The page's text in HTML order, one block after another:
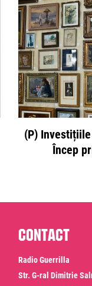
(P)
Încep
Contact
Radio Guerrilla
Str. G-ral Dimitrie